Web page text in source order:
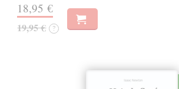
18,95 €
19,95 € ?